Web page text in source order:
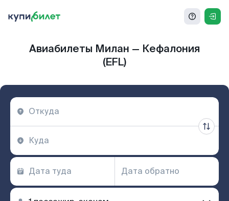
Авиабилеты Милан — Кефалония
(EFL)